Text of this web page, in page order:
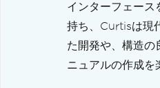
インターフェース
持ち、Curtisは現
た開発や、構造の
ニュアルの作成を